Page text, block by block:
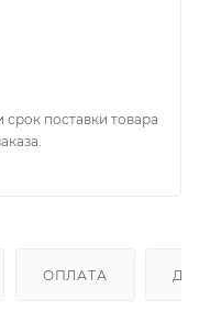
поставки товара
ОПЛАТА